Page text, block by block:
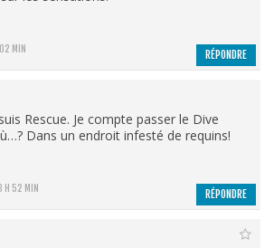
MIN RÉPONDRE
H 52 MIN
Rescue. Je compte passer le Dive
Dans un endroit infesté de requins!
RÉPONDRE